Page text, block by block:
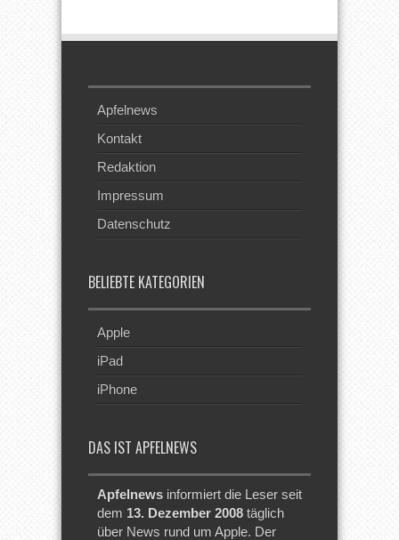
Apfelnews
Kontakt
Redaktion
Impressum
Datenschutz
BELIEBTE KATEGORIEN
Apple
iPad
iPhone
DAS IST APFELNEWS
Apfelnews informiert die Leser seit
dem 13. Dezember 2008 täglich
über News rund um Apple. Der